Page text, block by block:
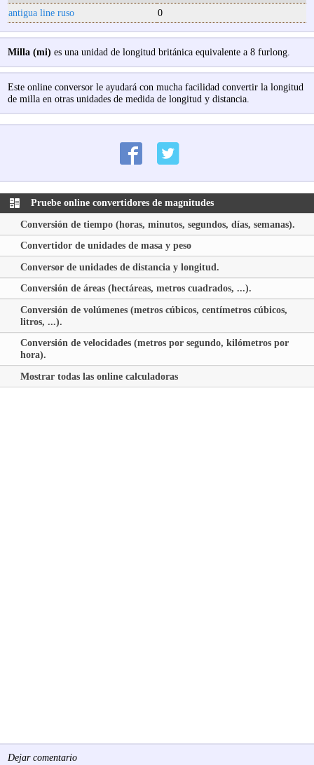
antigua line ruso
0
Milla (mi) es una unidad de longitud británica equivalente a 8 furlong.
Este online conversor le ayudará con mucha facilidad convertir la longitud
de milla en otras unidades de medida de longitud y distancia.
Pruebe online convertidores de magnitudes
Conversión de tiempo (horas, minutos, segundos, días, semanas).
Convertidor de unidades de masa y peso
Conversor de unidades de distancia y longitud.
Conversión de áreas (hectáreas, metros cuadrados, ...).
Conversión de volúmenes (metros cúbicos, centímetros cúbicos,
litros, ...).
Conversión de velocidades (metros por segundo, kilómetros por
hora).
Mostrar todas las online calculadoras
Dejar comentario